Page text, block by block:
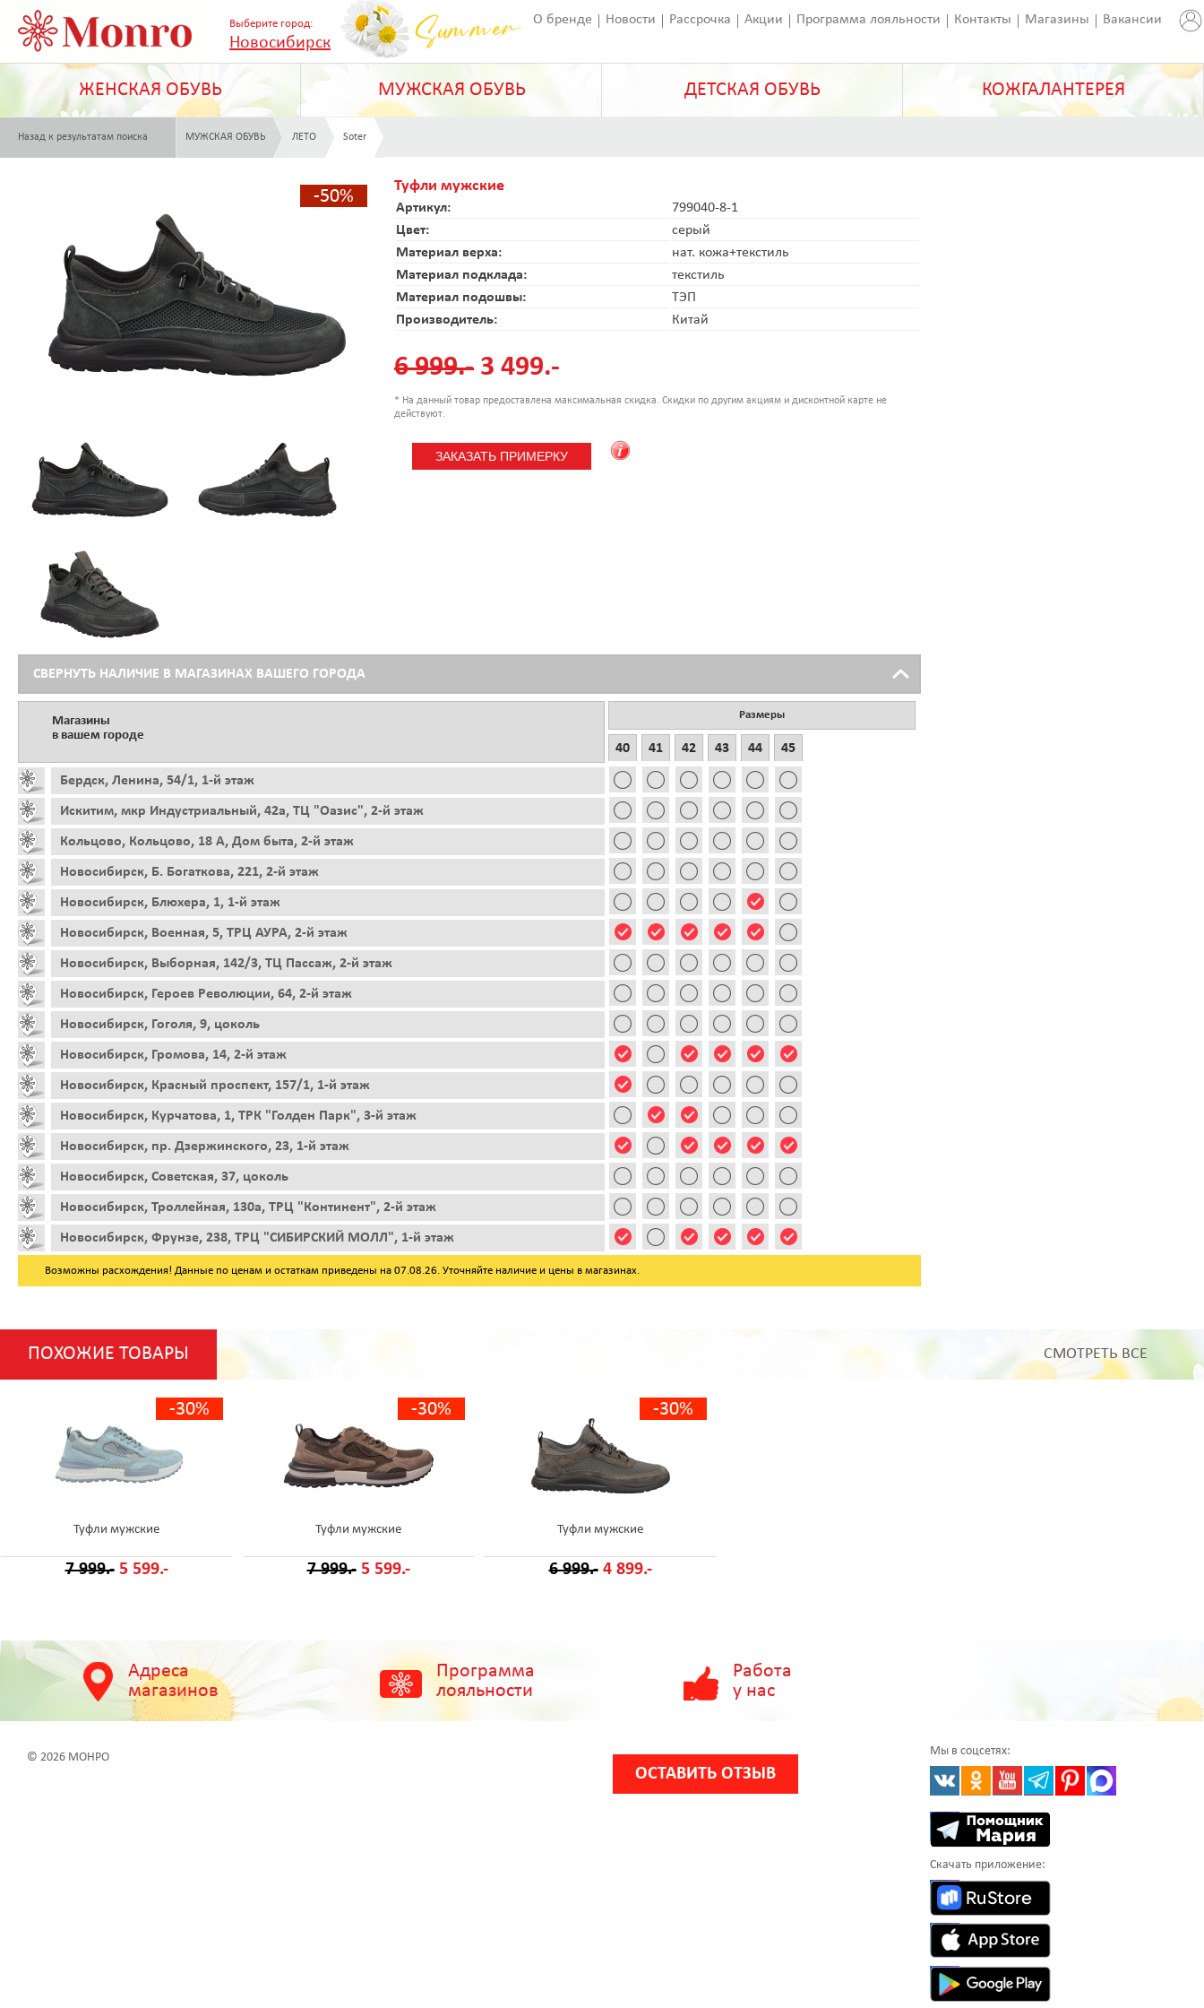
Выберите город:
Новосибирск
О бренде Новости Рассрочка Акции Программа лояльности Контакты Магазины Вакансии
ЖЕНСКАЯ ОБУВЬ МУЖСКАЯ ОБУВЬ ДЕТСКАЯ ОБУВЬ КОЖГАЛАНТЕРЕЯ
Назад к результатам поиска МУЖСКАЯ ОБУВЬ ЛЕТО Soter
-50%
Туфли мужские
Артикул:
799040-8-1
Цвет:
серый
Материал верха:
нат. кожа+текстиль
Материал подклада:
текстиль
Материал подошвы:
ТЭП
Производитель:
Китай
6 999.- 3 499.-
* На данный товар предоставлена максимальная скидка. Скидки по другим акциям и дисконтной карте не
действуют.
СВЕРНУТЬ НАЛИЧИЕ В МАГАЗИНАХ ВАШЕГО ГОРОДА
Магазины
в вашем городе
Бердск, Ленина, 54/1, 1-й этаж
Искитим, мкр Индустриальный, 42а, ТЦ "Оазис", 2-й этаж
Кольцово, Кольцово, 18 А, Дом быта, 2-й этаж
Новосибирск, Б. Богаткова, 221, 2-й этаж
Новосибирск, Блюхера, 1, 1-й этаж
Новосибирск, Военная, 5, ТРЦ АУРА, 2-й этаж
Новосибирск, Выборная, 142/3, ТЦ Пассаж, 2-й этаж
Новосибирск, Героев Революции, 64, 2-й этаж
Новосибирск, Гоголя, 9, цоколь
Новосибирск, Громова, 14, 2-й этаж
Новосибирск, Красный проспект, 157/1, 1-й этаж
Новосибирск, Курчатова, 1, ТРК "Голден Парк", 3-й этаж
Новосибирск, пр. Дзержинского, 23, 1-й этаж
Новосибирск, Советская, 37, цоколь
Новосибирск, Троллейная, 130а, ТРЦ "Континент", 2-й этаж
Новосибирск, Фрунзе, 238, ТРЦ "СИБИРСКИЙ МОЛЛ", 1-й этаж
Размеры
40 41 42 43 44 45
Возможны расхождения! Данные по ценам и остаткам приведены на 07.08.26. Уточняйте наличие и цены в магазинах.
ПОХОЖИЕ ТОВАРЫ СМОТРЕТЬ ВСЕ
-30%
Туфли мужские
7 999.- 5 599.-
-30%
Туфли мужские
7 999.- 5 599.-
-30%
Туфли мужские
6 999.- 4 899.-
Адреса
магазинов
Программа
лояльности
Работа
у нас
© 2026 МОНРО
ОСТАВИТЬ ОТЗЫВ
Мы в соцсетях:
Скачать приложение: